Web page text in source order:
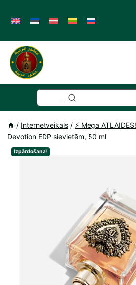
content
/ Internetveikals / ⚡️ Mega ATLAIDES!
Devotion EDP sievietēm, 50 ml
Izpārdošana!